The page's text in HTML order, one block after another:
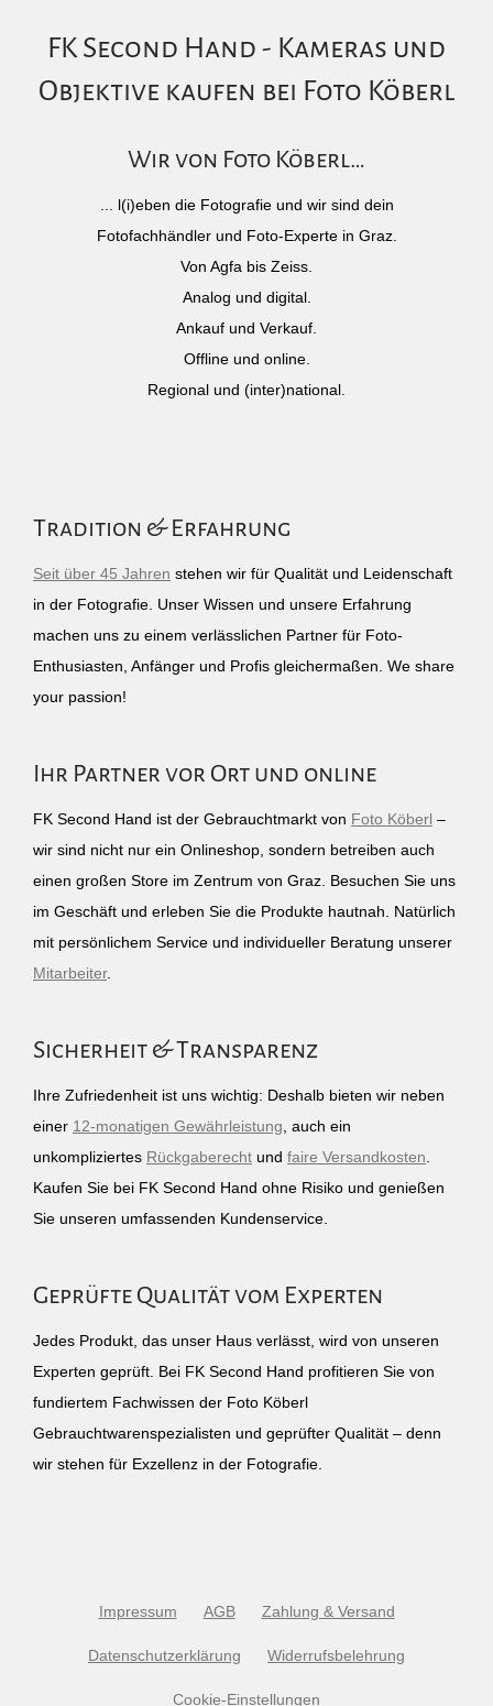
FK Second Hand - Kameras und
Objektive kaufen bei Foto Köberl
Wir von Foto Köberl…
... l(i)eben die Fotografie und wir sind dein
Fotofachhändler und Foto-Experte in Graz.
Von Agfa bis Zeiss.
Analog und digital.
Ankauf und Verkauf.
Offline und online.
Regional und (inter)national.
Tradition & Erfahrung
Seit über 45 Jahren stehen wir für Qualität und Leidenschaft
in der Fotografie. Unser Wissen und unsere Erfahrung
machen uns zu einem verlässlichen Partner für Foto-
Enthusiasten, Anfänger und Profis gleichermaßen. We share
your passion!
Ihr Partner vor Ort und online
FK Second Hand ist der Gebrauchtmarkt von Foto Köberl –
wir sind nicht nur ein Onlineshop, sondern betreiben auch
einen großen Store im Zentrum von Graz. Besuchen Sie uns
im Geschäft und erleben Sie die Produkte hautnah. Natürlich
mit persönlichem Service und individueller Beratung unserer
Mitarbeiter.
Sicherheit & Transparenz
Ihre Zufriedenheit ist uns wichtig: Deshalb bieten wir neben
einer 12-monatigen Gewährleistung , auch ein
unkompliziertes Rückgaberecht und faire Versandkosten
Kaufen Sie bei FK Second Hand ohne Risiko und genießen
Sie unseren umfassenden Kundenservice.
Geprüfte Qualität vom Experten
Jedes Produkt, das unser Haus verlässt, wird von unseren
Experten geprüft. Bei FK Second Hand profitieren Sie von
fundiertem Fachwissen der Foto Köberl
Gebrauchtwarenspezialisten und geprüfter Qualität – denn
wir stehen für Exzellenz in der Fotografie.
Impressum AGB Zahlung & Versand
Datenschutzerklärung Widerrufsbelehrung
Cookie-Einstellungen